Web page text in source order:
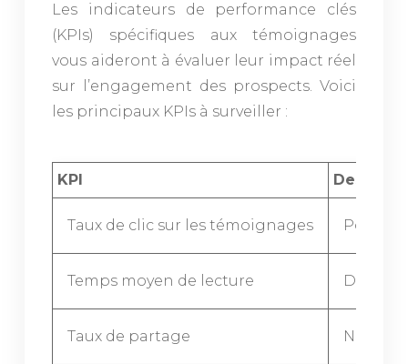
Les indicateurs de performance clés
(KPIs) spécifiques aux témoignages
vous aideront à évaluer leur impact réel
sur l’engagement des prospects. Voici
les principaux KPIs à surveiller :
KPI
Taux de clic sur les témoignages
Temps moyen de lecture Durée
Taux de partage